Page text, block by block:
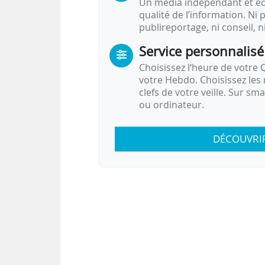
qualité de l’information. Ni
publireportage, ni conseil,
Service personnalisé
Choisissez l‘heure de
votre Hebdo. Choisissez
clefs de votre veille. Sur
ou ordinateur.